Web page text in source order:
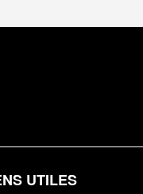
UTILES